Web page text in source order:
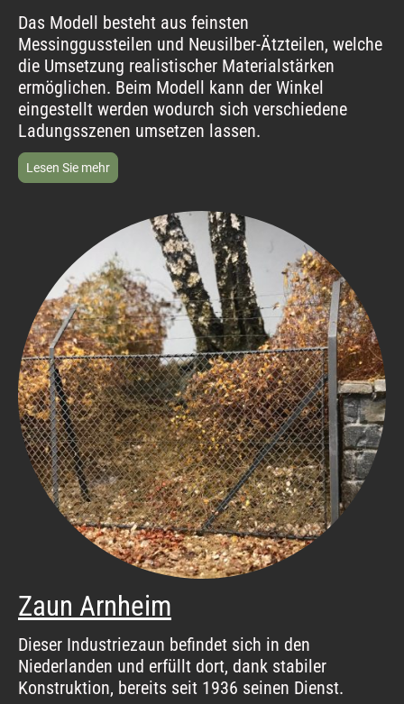
Das Modell besteht aus feinsten
Messinggussteilen und Neusilber-Ätzteilen, welche
die Umsetzung realistischer Materialstärken
ermöglichen. Beim Modell kann der Winkel
eingestellt werden wodurch sich verschiedene
Ladungsszenen umsetzen lassen.
Lesen Sie mehr
Zaun Arnheim
Dieser Industriezaun befindet sich in den
Niederlanden und erfüllt dort, dank stabiler
Konstruktion, bereits seit 1936 seinen Dienst.